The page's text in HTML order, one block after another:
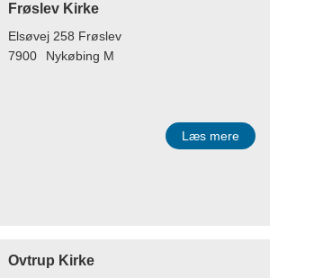
Frøslev Kirke
Elsøvej 258 Frøslev
7900
Nykøbing M
Læs mere
Ovtrup Kirke